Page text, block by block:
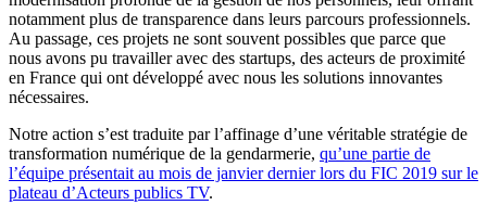
notamment plus de transparence dans leurs parcours professionnels.
Au passage, ces projets ne sont souvent possibles que parce que
nous avons pu travailler avec des startups, des acteurs de proximité
en France qui ont développé avec nous les solutions innovantes
nécessaires.
Notre action s’est traduite par l’affinage d’une véritable stratégie de
transformation numérique de la gendarmerie, qu’une partie de
l’équipe présentait au mois de janvier dernier lors du FIC 2019 sur le
plateau d’Acteurs publics TV.